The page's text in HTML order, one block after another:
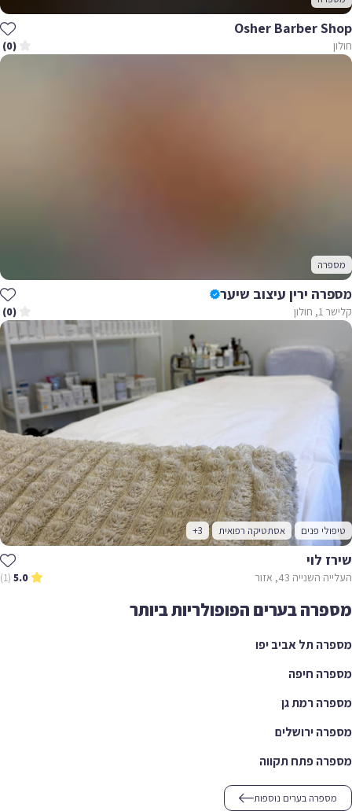
Osher Barber Shop
חולון (0)
מספרה
מספרה ירין עיצוב שיער
קלישר 1, חולון (0)
טיפולי פנים אסתטיקה רפואית +3
שירז לוי
העלייה השנייה 43, אזור 5.0
(1)
מספרה בערים הפופולריות ביותר
מספרה תל אביב יפו
מספרה חיפה
מספרה רמת גן
מספרה ירושלים
מספרה פתח תקווה
מספרה בערים נוספות